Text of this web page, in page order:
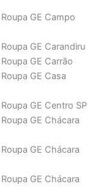
GE Campo
GE Carandiru
GE Carrão
GE Casa
GE Centro SP
GE Chácara
GE Chácara
GE Chácara